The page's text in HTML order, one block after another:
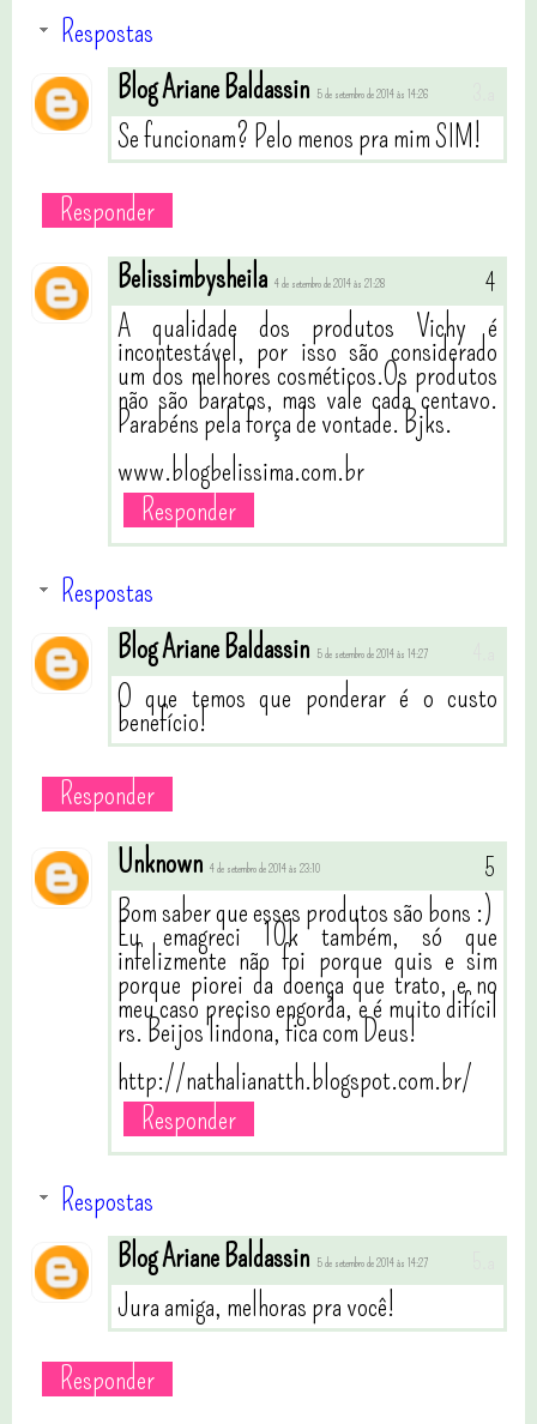
Respostas
Blog Ariane Baldassin 5 de setembro de 2014 às 14:26
Se funcionam? Pelo menos pra mim SIM!
Responder
Belissimbysheila 4 de setembro de 2014 às 21:28
A qualidade dos produtos Vichy é
incontestável, por isso são considerado
um dos melhores cosméticos.Os produtos
não são baratos, mas vale cada centavo.
Parabéns pela força de vontade. Bjks.
www.blogbelissima.com.br
Responder
Respostas
Blog Ariane Baldassin 5 de setembro de 2014 às 14:27
O que temos que ponderar é o custo
benefício!
Responder
Unknown 4 de setembro de 2014 às 23:10
Bom saber que esses produtos são bons :)
Eu emagreci 10k também, só que
infelizmente não foi porque quis e sim
porque piorei da doença que trato, e no
meu caso preciso engorda, e é muito difícil
rs. Beijos lindona, fica com Deus!
http://nathalianatth.blogspot.com.br/
Responder
Respostas
Blog Ariane Baldassin 5 de setembro de 2014 às 14:27
Jura amiga, melhoras pra você!
Responder